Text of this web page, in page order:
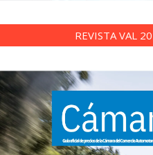
REVISTA VAL